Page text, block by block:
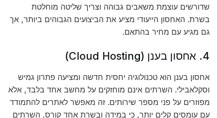
שדורשים עוצמת משאבים גבוהה וצריך שליטה מוחלטת
בשרת. האחסון הייעודי מציע את הביצועים הגבוהים ביותר, אך
גם מגיע עם מחיר בהתאם.
4. אחסון בענן (Cloud Hosting)
אחסון בענן הוא טכנולוגיה יחסית חדשה ומציעה פתרון גמיש
וסקלאבילי. השרתים אינם מוחזקים על מחשב אחד בלבד, אלא
מפוזרים על פני מספר שירותים. זה מאפשר לאתרים להתמודד
עם עומסים קלים יותר, כי במידה ובשרת אחד קורס, השרתים